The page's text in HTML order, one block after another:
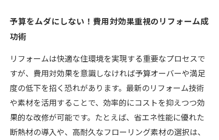
予算をムダにしない！費用対効果重視のリフォーム成
功術
リフォームは快適な住環境を実現する重要なプロセスで
すが、費用対効果を意識しなければ予算オーバーや満足
度の低下を招く恐れがあります。最新のリフォーム技術
や素材を活用することで、効率的にコストを抑えつつ効
果的な改修が可能です。たとえば、省エネ性能に優れた
断熱材の導入や、高耐久なフローリング素材の選択は、